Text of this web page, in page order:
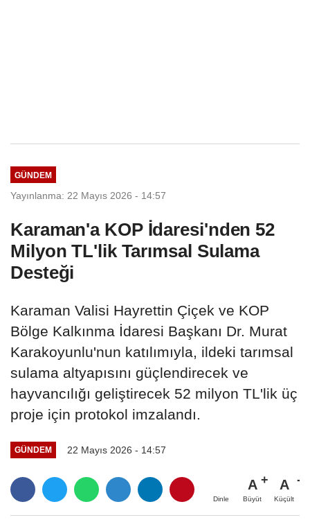
GÜNDEM
Yayınlanma: 22 Mayıs 2026 - 14:57
Karaman'a KOP İdaresi'nden 52
Milyon TL'lik Tarımsal Sulama
Desteği
Karaman Valisi Hayrettin Çiçek ve KOP
Bölge Kalkınma İdaresi Başkanı Dr. Murat
Karakoyunlu'nun katılımıyla, ildeki tarımsal
sulama altyapısını güçlendirecek ve
hayvancılığı geliştirecek 52 milyon TL'lik üç
proje için protokol imzalandı.
GÜNDEM 22 Mayıs 2026 - 14:57
Dinle
A
Büyüt
A
Küçült